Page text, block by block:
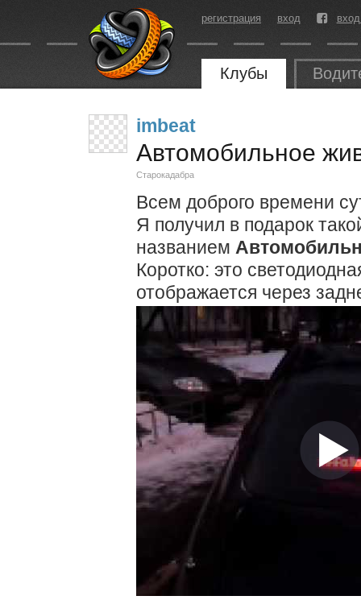
регистрация вход
Клубы
imbeat
Автомобильное
Старокадабра
Всем доброго времени
Я получил в подарок
названием
Коротко: это
отображается через